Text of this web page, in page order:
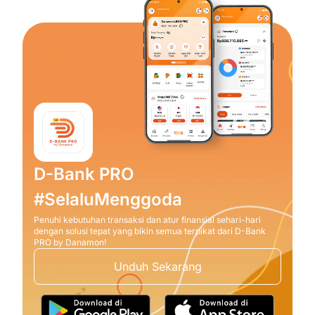
D-Bank PRO
#SelaluMenggoda
Penuhi kebutuhan transaksi dan atur finansial sehari-hari
dengan solusi tepat yang bikin semua terpikat dari D-Bank
PRO by Danamon!
Unduh Sekarang